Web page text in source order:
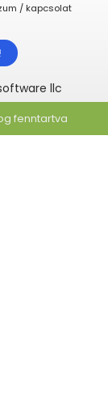
/ kapcsolat
llc
fenntartva